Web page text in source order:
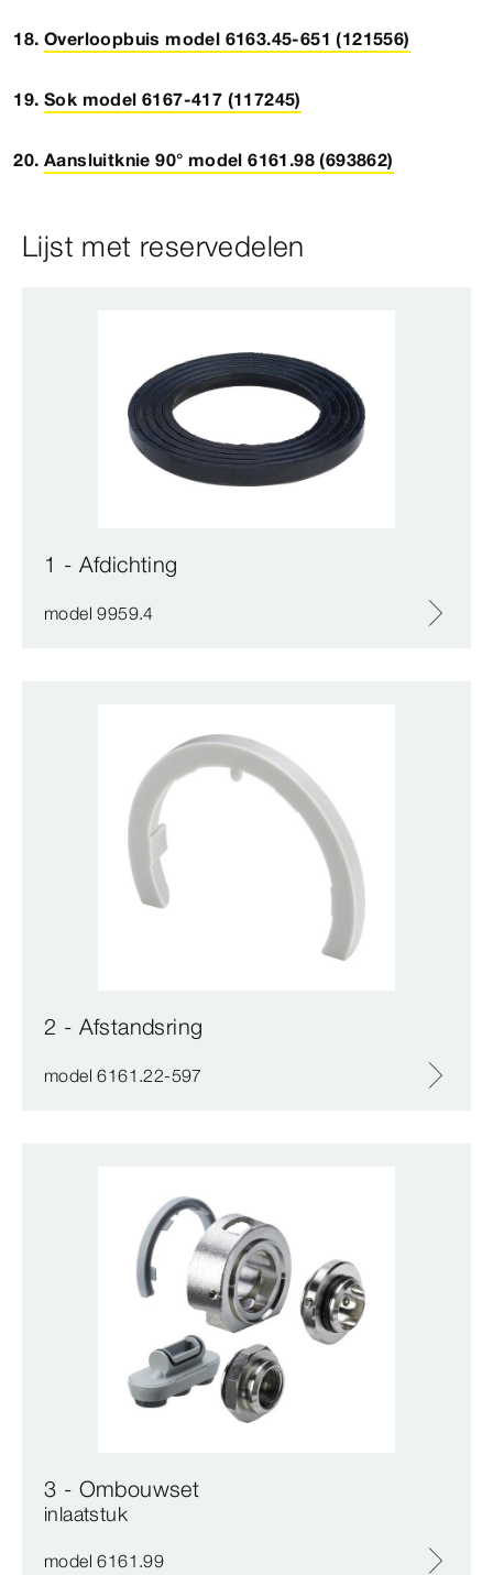
Overloopbuis model 6163.45-651 (121556)
Sok model 6167-417 (117245)
Aansluitknie 90° model 6161.98 (693862)
Lijst met reservedelen
1 - Afdichting
model 9959.4
2 - Afstandsring
model 6161.22-597
3 - Ombouwset
inlaatstuk
model 6161.99